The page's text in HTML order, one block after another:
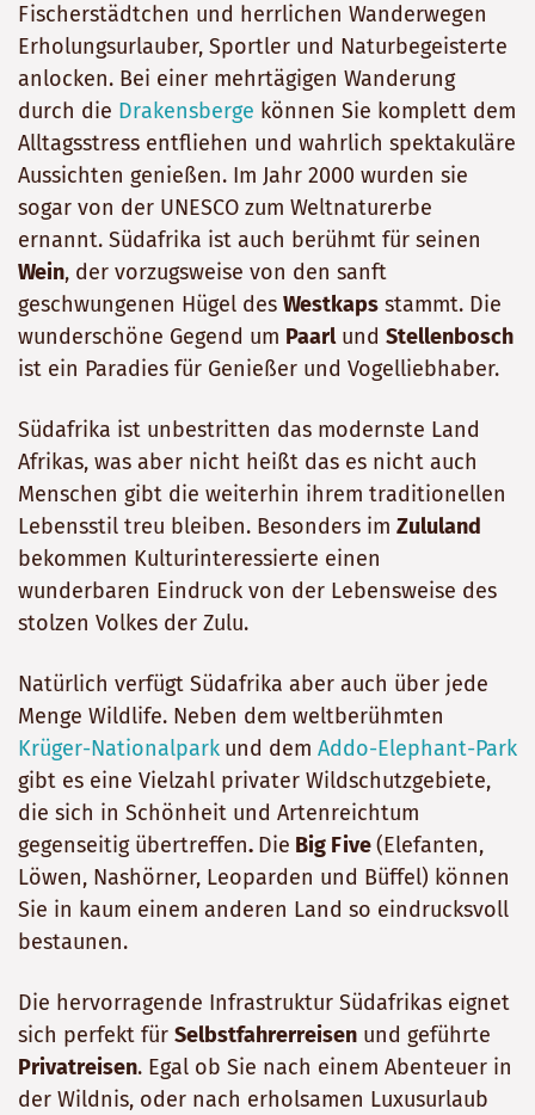
Fischerstädtchen und herrlichen Wanderwegen
Erholungsurlauber, Sportler und Naturbegeisterte
anlocken. Bei einer mehrtägigen Wanderung
durch die Drakensberge können Sie komplett dem
Alltagsstress entfliehen und wahrlich spektakuläre
Aussichten genießen. Im Jahr 2000 wurden sie
sogar von der UNESCO zum Weltnaturerbe
ernannt. Südafrika ist auch berühmt für seinen
Wein, der vorzugsweise von den sanft
geschwungenen Hügel des Westkapsstammt. Die
wunderschöne Gegend um Paarlund Stellenbosch
ist ein Paradies für Genießer und Vogelliebhaber.
Südafrika ist unbestritten das modernste Land
Afrikas, was aber nicht heißt das es nicht auch
Menschen gibt die weiterhin ihrem traditionellen
Lebensstil treu bleiben. Besonders im Zululand
bekommen Kulturinteressierte einen
wunderbaren Eindruck von der Lebensweise des
stolzen Volkes der Zulu.
Natürlich verfügt Südafrika aber auch über jede
Menge Wildlife. Neben dem weltberühmten
Krüger-Nationalpark und dem Addo-Elephant-Park
gibt es eine Vielzahl privater Wildschutzgebiete,
die sich in Schönheit und Artenreichtum
gegenseitig übertreffen. Die Big Five(Elefanten,
Löwen, Nashörner, Leoparden und Büffel) können
Sie in kaum einem anderen Land so eindrucksvoll
bestaunen.
Die hervorragende Infrastruktur Südafrikas eignet
sich perfekt für Selbstfahrerreisenund geführte
Privatreisen. Egal ob Sie nach einem Abenteuer in
der Wildnis, oder nach erholsamen Luxusurlaub